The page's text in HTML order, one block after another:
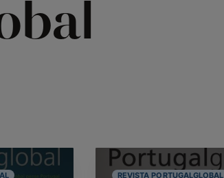
REVISTA PORTUGALGLOBAL